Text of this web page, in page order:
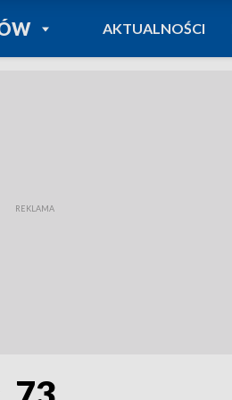
DO
REGIONY
AKTUALNOŚCI